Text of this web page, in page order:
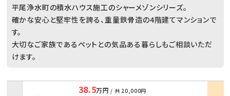
平尾浄水町の積水ハウス施工のシャーメゾンシリーズ。
確かな安心と堅牢性を誇る、重量鉄骨造の4階建てマンションで
す。
大切なご家族であるペットとの気品ある暮らしもご相談いただ
けます。
38.5万円 / 共 20,000円